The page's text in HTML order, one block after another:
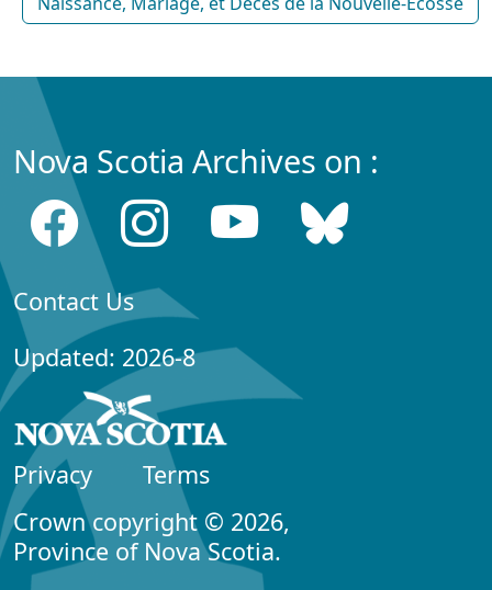
Nova Scotia Archives on :
Contact Us
Updated: 2026-8
Privacy
Terms
Crown copyright © 2026,
Province of Nova Scotia.